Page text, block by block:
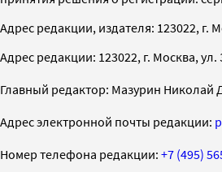
Адрес редакции, издателя: 123022, г.
Адрес редакции: 123022, г. Москва, ул.
Главный редактор: Мазурин Николай
Адрес электронной почты редакции:
Номер телефона редакции: +7 (495)